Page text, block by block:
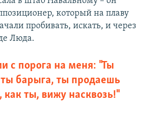
который на плаву
пробивать, искать, и через
Люда.
с порога на меня: "Ты
барыга, ты продаешь
как ты, вижу насквозь!"